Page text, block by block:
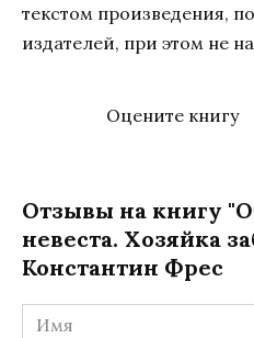
текстом произведения,
издателей, при этом не
Оцените книгу
Отзывы на книгу
невеста. Хозяйка
Константин Фрес
Имя